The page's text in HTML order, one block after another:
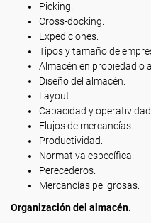
Picking.
Cross-docking.
Expediciones.
Tipos y tamaño de
Almacén en propiedad o
Diseño del almacén.
Layout.
Capacidad y operatividad.
Flujos de mercancías.
Productividad.
Normativa específica.
Perecederos.
Mercancías peligrosas.
Organización del almacén.